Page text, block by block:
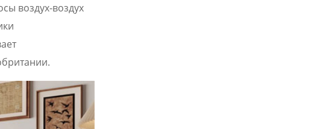
воздух-воздух